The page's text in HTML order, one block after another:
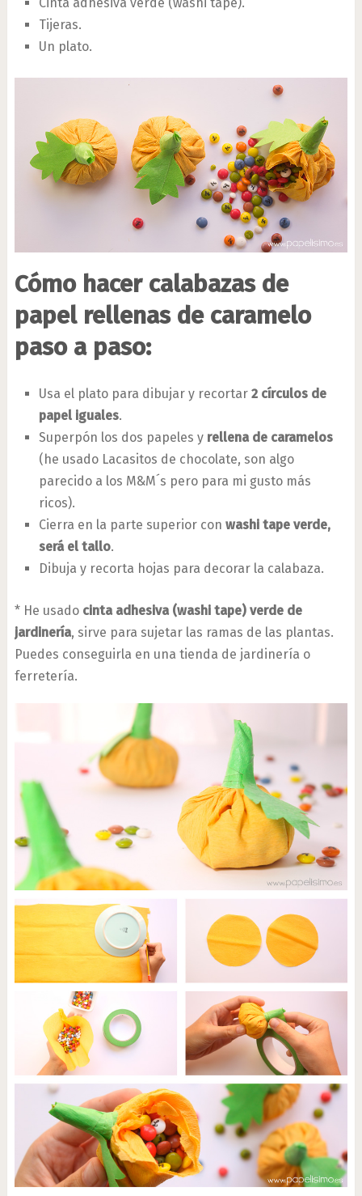
Tijeras.
Un plato.
Cómo hacer calabazas de
papel rellenas de caramelo
paso a paso:
Usa el plato para dibujar y recortar 2 círculos de
papel iguales.
Superpón los dos papeles y rellena de caramelos
(he usado Lacasitos de chocolate, son algo
parecido a los M&M´s pero para mi gusto más
ricos).
Cierra en la parte superior con washi tape verde,
será el tallo.
Dibuja y recorta hojas para decorar la calabaza.
* He usado cinta adhesiva (washi tape) verde de
jardinería, sirve para sujetar las ramas de las plantas.
Puedes conseguirla en una tienda de jardinería o
ferretería.